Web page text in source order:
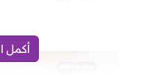
أكمل